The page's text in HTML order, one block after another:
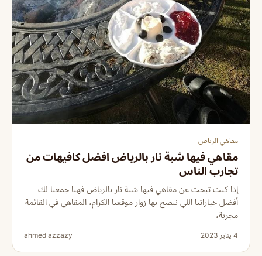
مقاهي الرياض
مقاهي فيها شبة نار بالرياض افضل كافيهات من
تجارب الناس
إذا كنت تبحث عن مقاهي فيها شبة نار بالرياض فهنا جمعنا لك
أفضل خياراتنا اللي ننصح بها زوار موقعنا الكرام، المقاهي في القائمة
مجربة،
4 يناير 2023 ahmed azzazy